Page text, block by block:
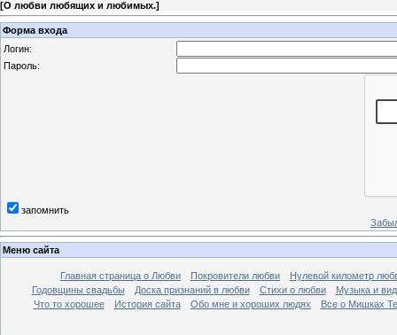
[О любви любящих и любимых.]
Форма входа
Логин:
Пароль:
запомнить
Меню сайта
Главная страница о Любви Покровители любви
Нулевой километр
Годовщины свадьбы
Доска признаний в любви Стихи о любви
Музыка и
Что то хорошее
История сайта Обо мне и хороших людях Все о Мишках